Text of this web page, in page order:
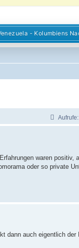
Kolumbienforum
- Kolumbiens
Aufrufe:
waren positiv,
oder so private
dann auch eigentlich der